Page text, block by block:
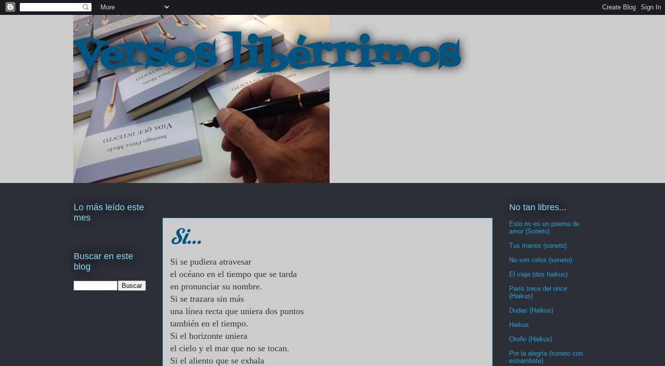
Versos libérrimos
Si…
Si se pudiera atravesar
el océano en el tiempo que se tarda
en pronunciar su nombre.
Si se trazara sin más
una línea recta que uniera dos puntos
también en el tiempo.
Si el horizonte uniera
el cielo y el mar que no se tocan.
Si el aliento que se exhala
Lo más leído este
mes
Buscar en este
blog
No tan libres...
Esto no es un poema de
amor (Soneto)
Tus manos (soneto)
No son celos (soneto)
El viaje (dos haikus)
París trece del once
(Haikus)
Dudas (Haikus)
Haikus
Otoño (Haikus)
Por la alegría (soneto con
estrambote)